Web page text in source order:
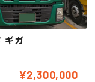
ギガ
¥2,300,000